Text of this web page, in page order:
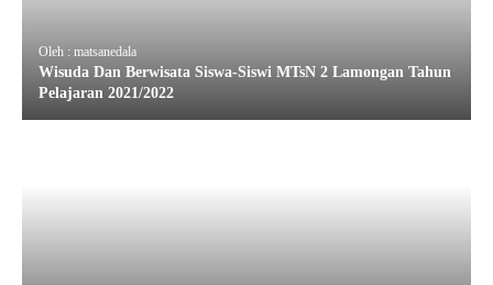
Oleh : matsanedala
Wisuda Dan Berwisata Siswa-Siswi MTsN 2 Lamongan Tahun
Pelajaran 2021/2022